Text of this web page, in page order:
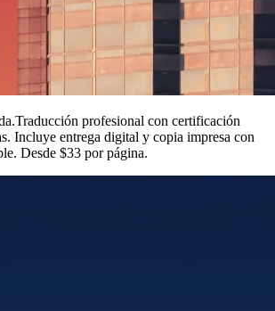
.Traducción profesional con certificación
Incluye entrega digital y copia impresa con
Desde $33 por página.